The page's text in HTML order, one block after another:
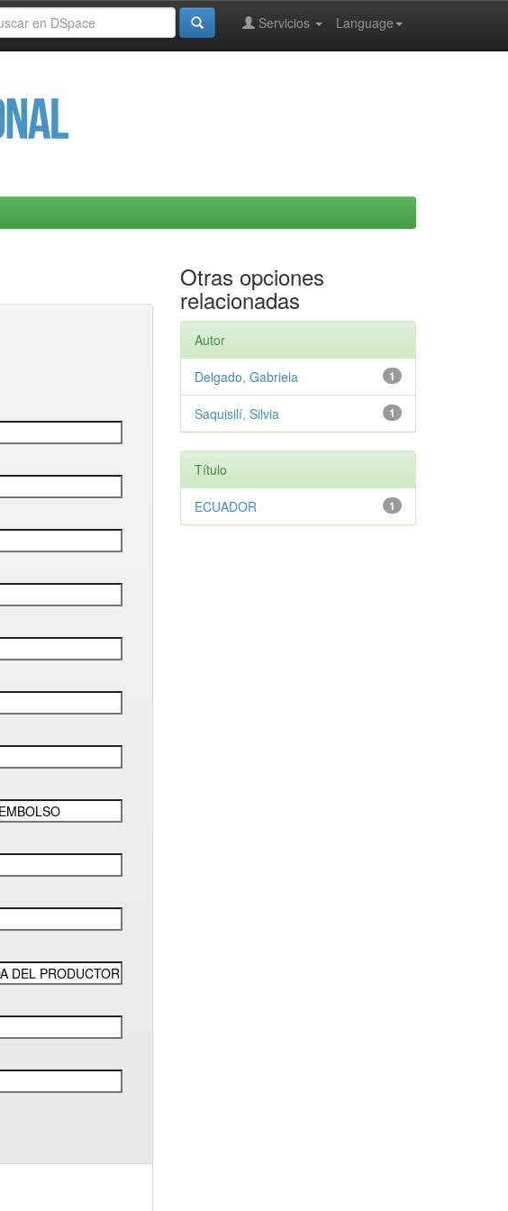
Language
Servicios
Otras opciones
relacionadas
Autor
1
Delgado, Gabriela
1
Saquisilí, Silvia
Título
1
ECUADOR